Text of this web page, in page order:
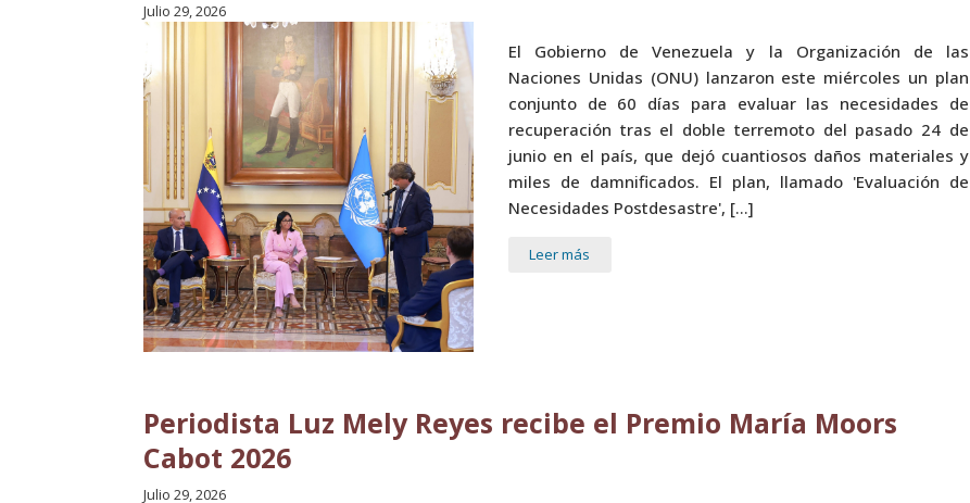
Julio 29, 2026
El Gobierno de Venezuela y la Organización de las
Naciones Unidas (ONU) lanzaron este miércoles un plan
conjunto de 60 días para evaluar las necesidades de
recuperación tras el doble terremoto del pasado 24 de
junio en el país, que dejó cuantiosos daños materiales y
miles de damnificados. El plan, llamado 'Evaluación de
Necesidades Postdesastre', […]
Leer más
Periodista Luz Mely Reyes recibe el Premio María Moors
Cabot 2026
Julio 29, 2026